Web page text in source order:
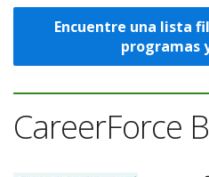
Encuentre una lista
programas
CareerForce